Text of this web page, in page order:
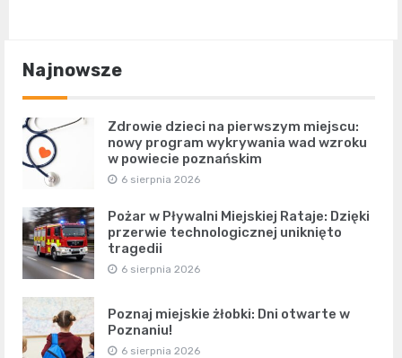
Najnowsze
Zdrowie dzieci na pierwszym miejscu:
nowy program wykrywania wad wzroku
w powiecie poznańskim
6 sierpnia 2026
Pożar w Pływalni Miejskiej Rataje: Dzięki
przerwie technologicznej uniknięto
tragedii
6 sierpnia 2026
Poznaj miejskie żłobki: Dni otwarte w
Poznaniu!
6 sierpnia 2026